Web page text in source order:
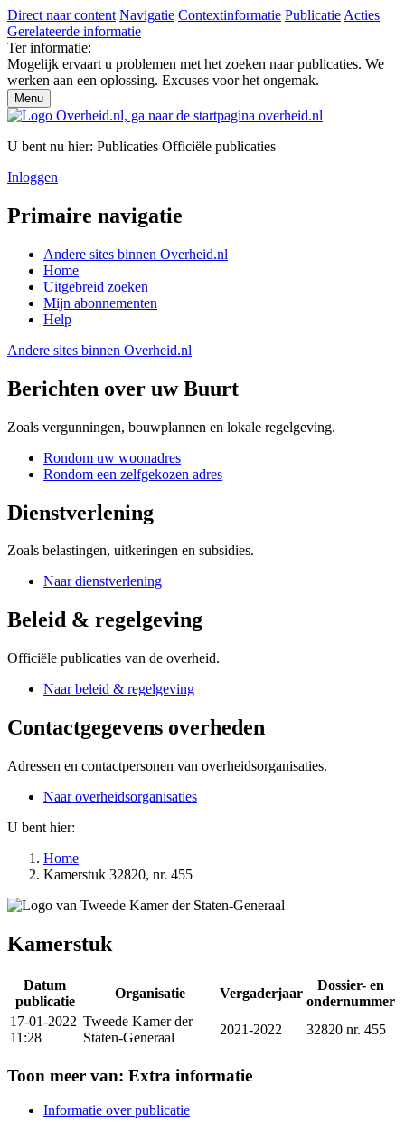
Direct naar content Navigatie Contextinformatie Publicatie Acties
Gerelateerde informatie
Ter informatie:
Mogelijk ervaart u problemen met het zoeken naar publicaties. We
werken aan een oplossing. Excuses voor het ongemak.
Menu
U bent nu hier: Publicaties Officiële publicaties
Inloggen
Primaire navigatie
Andere sites binnen Overheid.nl
Home
Uitgebreid zoeken
Mijn abonnementen
Help
Andere sites binnen Overheid.nl
Berichten over uw Buurt
Zoals vergunningen, bouwplannen en lokale regelgeving.
Rondom uw woonadres
Rondom een zelfgekozen adres
Dienstverlening
Zoals belastingen, uitkeringen en subsidies.
Naar dienstverlening
Beleid & regelgeving
Officiële publicaties van de overheid.
Naar beleid & regelgeving
Contactgegevens overheden
Adressen en contactpersonen van overheidsorganisaties.
Naar overheidsorganisaties
U bent hier:
Home
Kamerstuk 32820, nr. 455
Kamerstuk
Datum
publicatie
Organisatie Vergaderjaar
Dossier- en
ondernummer
17-01-2022
11:28
Tweede Kamer der
Staten-Generaal
2021-2022 32820 nr. 455
Toon meer van: Extra informatie
Informatie over publicatie